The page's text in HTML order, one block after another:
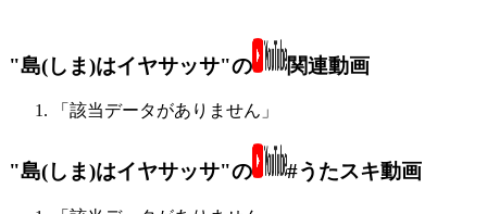
"島(しま)はイヤサッサ"の 関連動画
「該当データがありません」
"島(しま)はイヤサッサ"の #うたスキ動画